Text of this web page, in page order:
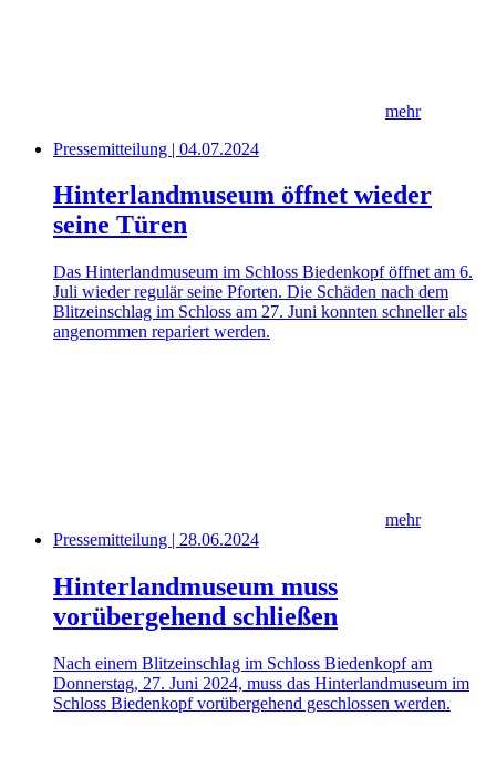
mehr
Pressemitteilung | 04.07.2024
Hinterlandmuseum öffnet wieder
seine Türen
Das Hinterlandmuseum im Schloss Biedenkopf öffnet am 6.
Juli wieder regulär seine Pforten. Die Schäden nach dem
Blitzeinschlag im Schloss am 27. Juni konnten schneller als
angenommen repariert werden.
mehr
Pressemitteilung | 28.06.2024
Hinterlandmuseum muss
vorübergehend schließen
Nach einem Blitzeinschlag im Schloss Biedenkopf am
Donnerstag, 27. Juni 2024, muss das Hinterlandmuseum im
Schloss Biedenkopf vorübergehend geschlossen werden.